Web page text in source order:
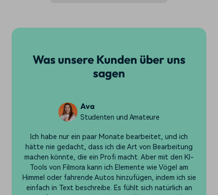
Was unsere Kunden über uns
sagen
Tech-YouTuber
Als YouTuber fotografiere ich regelmäßig
Produktbewertungen und manchmal ändert sich der
Artikel in letzter Minute. Früher bedeutete das, alles
neu zu fotografieren. Mit der KI-Austauschfunktion
von Filmora markiere ich einfach das Produkt in einem
Video, tippe ein neues Produkt ein und es tauscht